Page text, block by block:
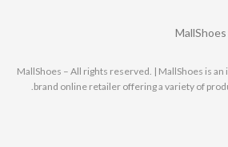
© 2025 MallShoes – All rights reserved. | MallShoes is
brand online retailer offering a variety of